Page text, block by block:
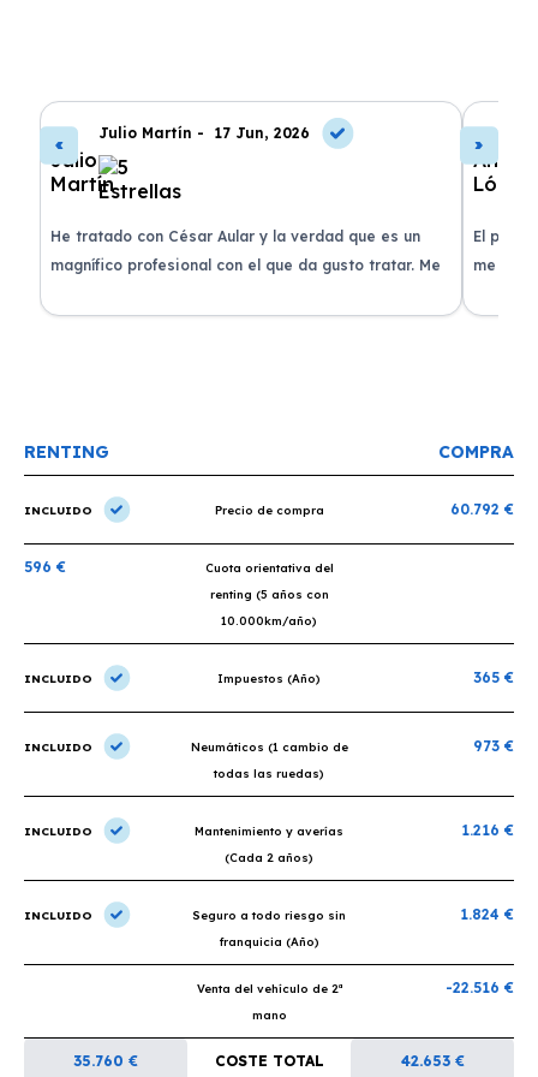
Julio Martín - 17 Jun, 2026
He tratado con César Aular y la verdad que es un
magnífico profesional con el que da gusto tratar. Me
El
me
RENTING COMPRA
INCLUIDO Precio de compra 60.792 €
596 €
Cuota orientativa del
renting (5 años con
10.000km/año)
INCLUIDO Impuestos (Año) 365 €
INCLUIDO
Neumáticos (1 cambio de
todas las ruedas)
973 €
INCLUIDO
Mantenimiento y averías
(Cada 2 años)
1.216 €
INCLUIDO
Seguro a todo riesgo sin
franquicia (Año)
1.824 €
Venta del vehículo de 2ª
mano
-22.516 €
35.760 € COSTE TOTAL 42.653 €